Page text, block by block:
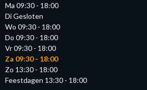
Ma 09:30 - 18:00
Di Gesloten
Wo 09:30 - 18:00
Do 09:30 - 18:00
Vr 09:30 - 18:00
Za 09:30 - 18:00
Zo 13:30 - 18:00
Feestdagen 13:30 - 18:00